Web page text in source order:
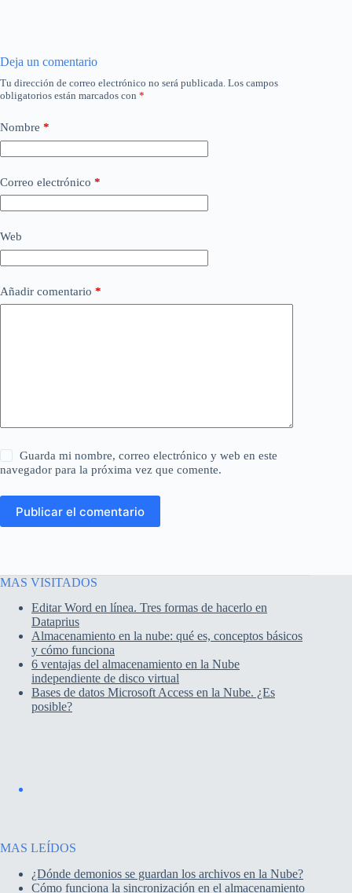
Deja un comentario
Tu dirección de correo electrónico no será publicada. Los campos
obligatorios están marcados con *
Nombre *
Correo electrónico *
Web
Añadir comentario *
Guarda mi nombre, correo electrónico y web en este
navegador para la próxima vez que comente.
Publicar el comentario
MAS VISITADOS
Editar Word en línea. Tres formas de hacerlo en
Dataprius
Almacenamiento en la nube: qué es, conceptos básicos
y cómo funciona
6 ventajas del almacenamiento en la Nube
independiente de disco virtual
Bases de datos Microsoft Access en la Nube. ¿Es
posible?
MAS LEÍDOS
¿Dónde demonios se guardan los archivos en la Nube?
Cómo funciona la sincronización en el almacenamiento